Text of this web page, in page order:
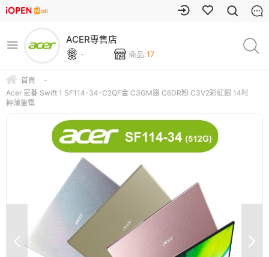
ACER專售店
- 商品:17
首頁
-
Acer 宏碁 Swift 1 SF114-34-C2QF金 C3GM銀 C6DR粉 C3V2彩虹銀 14吋
輕薄筆電